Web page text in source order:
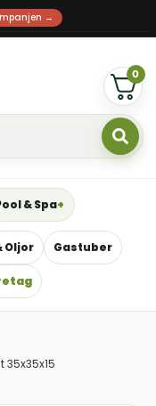
→
0
& Spa
Oljor Gastuber
35x35x15